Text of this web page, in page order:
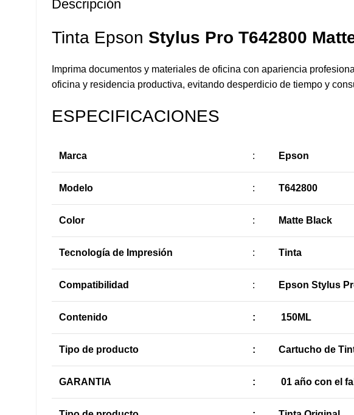
Descripción
Tinta Epson Stylus Pro T642800
Imprima documentos y materiales de oficina con apariencia
oficina y residencia productiva, evitando desperdicio de tiempo y
ESPECIFICACIONES
Marca : Epson
Modelo : T642800
Color : Matte Black
Tecnología de Impresión : Tinta
Compatibilidad : Epson Stylus
Contenido : 150ML
Tipo de producto : Cartucho de
GARANTIA : 01 año con el